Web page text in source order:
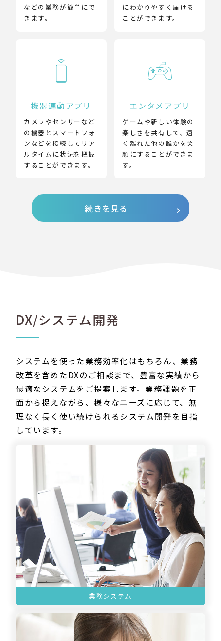
などの業務が簡単にで
きます。
にわかりやすく届ける
ことができます。
機器連動アプリ
カメラやセンサーなど
の機器とスマートフォ
ンなどを接続してリア
ルタイムに状況を把握
することができます。
エンタメアプリ
ゲームや新しい体験の
楽しさを共有して、遠
く離れた他の誰かを笑
顔にすることができま
す。
続きを見る
DX/システム開発
システムを使った業務効率化はもちろん、業務
改革を含めたDXのご相談まで、豊富な実績から
最適なシステムをご提案します。業務課題を正
面から捉えながら、様々なニーズに応じて、無
理なく長く使い続けられるシステム開発を目指
しています。
業務システム